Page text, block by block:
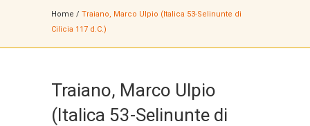
Home / Traiano, Marco Ulpio (Italica 53-Selinunte di
Cilicia 117 d.C.)
Traiano, Marco Ulpio
(Italica 53-Selinunte di